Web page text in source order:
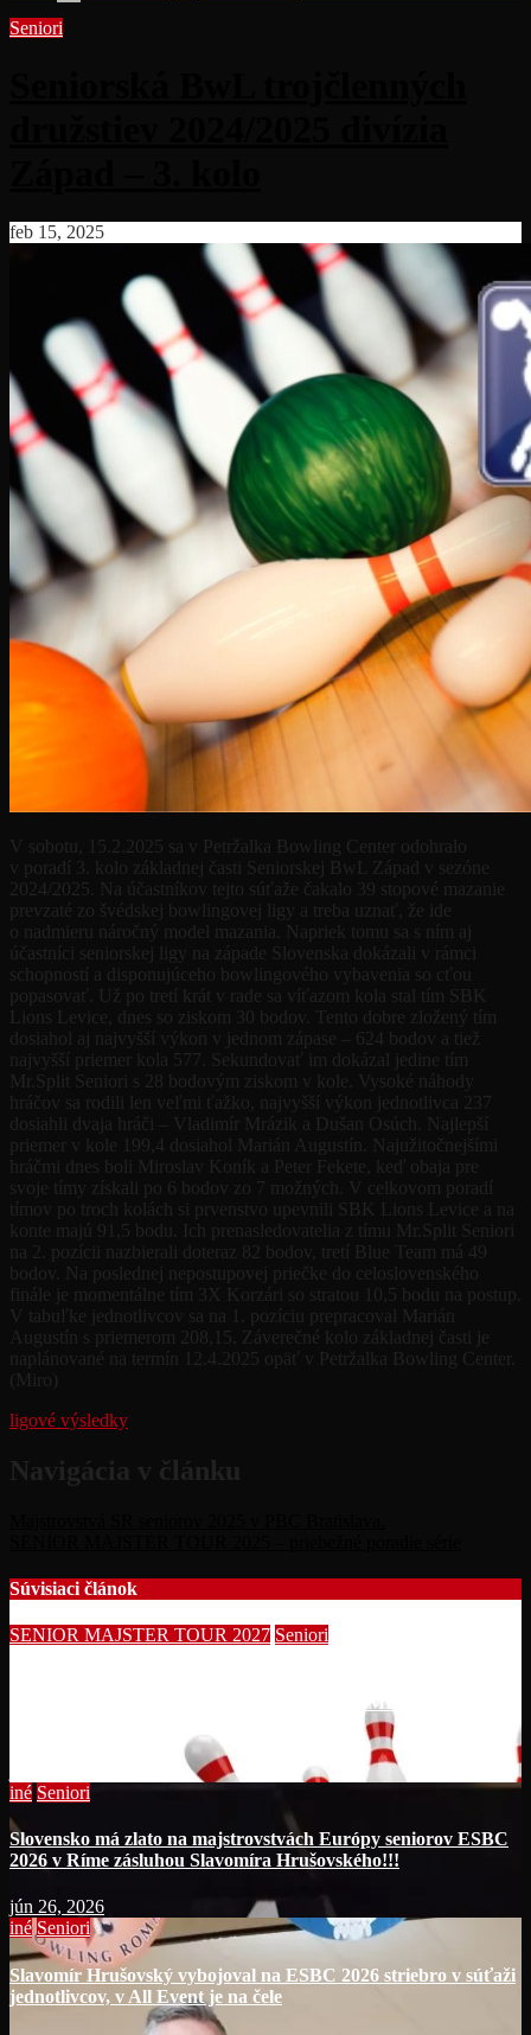
Seniori
feb 15, 2025
V sobotu, 15.2.2025 sa v Petržalka Bowling Center odohralo
v poradí 3. kolo základnej časti Seniorskej BwL Západ v sezóne
2024/2025. Na účastníkov tejto súťaže čakalo 39 stopové mazanie
prevzaté zo švédskej bowlingovej ligy a treba uznať, že ide
o nadmieru náročný model mazania. Napriek tomu sa s ním aj
účastníci seniorskej ligy na západe Slovenska dokázali v rámci
schopností a disponujúceho bowlingového vybavenia so cťou
popasovať. Už po tretí krát v rade sa víťazom kola stal tím SBK
Lions Levice, dnes so ziskom 30 bodov. Tento dobre zložený tím
dosiahol aj najvyšší výkon v jednom zápase – 624 bodov a tiež
najvyšší priemer kola 577. Sekundovať im dokázal jedine tím
Mr.Split Seniori s 28 bodovým ziskom v kole. Vysoké náhody
hráčov sa rodili len veľmi ťažko, najvyšší výkon jednotlivca 237
dosiahli dvaja hráči – Vladimír Mrázik a Dušan Osúch. Najlepší
priemer v kole 199,4 dosiahol Marián Augustín. Najužitočnejšími
hráčmi dnes boli Miroslav Koník a Peter Fekete, keď obaja pre
svoje tímy získali po 6 bodov zo 7 možných. V celkovom poradí
tímov po troch kolách si prvenstvo upevnili SBK Lions Levice a na
konte majú 91,5 bodu. Ich prenasledovatelia z tímu Mr.Split Seniori
na 2. pozícii nazbierali doteraz 82 bodov, tretí Blue Team má 49
bodov. Na poslednej nepostupovej priečke do celoslovenského
finále je momentálne tím 3X Korzári so stratou 10,5 bodu na postup.
V tabuľke jednotlivcov sa na 1. pozíciu prepracoval Marián
Augustín s priemerom 208,15. Záverečné kolo základnej časti je
naplánované na termín 12.4.2025 opäť v Petržalka Bowling Center.
(Miro)
ligové výsledky
Navigácia v článku
Súvisiaci článok
SENIOR MAJSTER TOUR 2027 Seniori
MS seniorov 2027 v Thajsku turnajom SUMMER BOWLING
iné Seniori
Slovensko má zlato na majstrovstvách Európy seniorov ESBC
2026 v Ríme zásluhou Slavomíra Hrušovského!!!
jún 26, 2026
iné Seniori
Slavomír Hrušovský vybojoval na ESBC 2026 striebro v súťaži
jednotlivcov, v All Event je na čele